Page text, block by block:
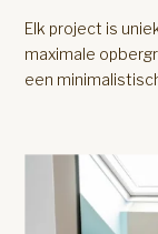
Elk project is
maximale
een